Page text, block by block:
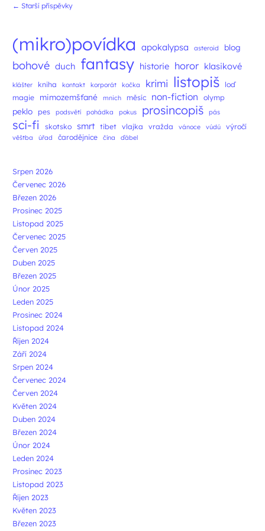
← Starší příspěvky
(mikro)povídka apokalypsa asteroid blog
bohové duch fantasy historie horor klasikové
klášter kniha kontakt korporát kočka krimi listopiš
loď
magie
mimozemšťané mnich měsíc non-fiction olymp
peklo pes podsvětí pohádka pokus prosincopiš pás
sci-fi skotsko smrt tibet vlajka vražda vánoce vúdú výročí
věštba úřad čarodějnice čína ďábel
Srpen 2026
Červenec 2026
Březen 2026
Prosinec 2025
Listopad 2025
Červenec 2025
Červen 2025
Duben 2025
Březen 2025
Únor 2025
Leden 2025
Prosinec 2024
Listopad 2024
Říjen 2024
Září 2024
Srpen 2024
Červenec 2024
Červen 2024
Květen 2024
Duben 2024
Březen 2024
Únor 2024
Leden 2024
Prosinec 2023
Listopad 2023
Říjen 2023
Květen 2023
Březen 2023